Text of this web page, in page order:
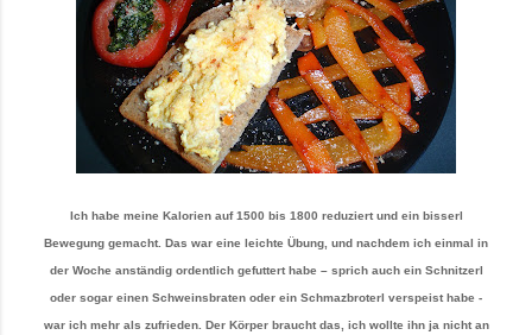
Ich habe meine Kalorien auf 1500 bis 1800 reduziert und ein bisserl
Bewegung gemacht. Das war eine leichte Übung, und nachdem ich einmal in
der Woche anständig ordentlich gefuttert habe – sprich auch ein Schnitzerl
oder sogar einen Schweinsbraten oder ein Schmazbroterl verspeist habe -
war ich mehr als zufrieden. Der Körper braucht das, ich wollte ihn ja nicht an